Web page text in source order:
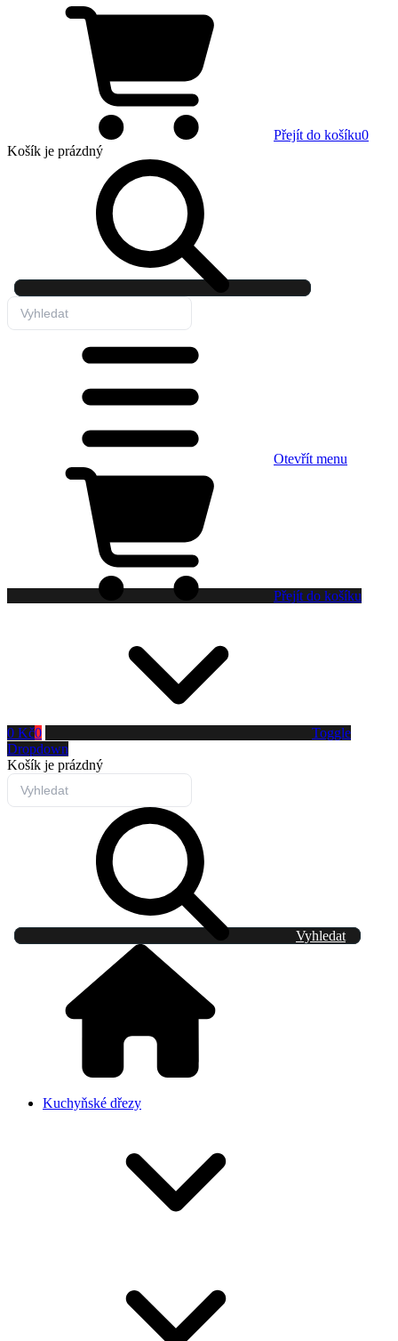
Přejít do košíku0
Košík je prázdný
Otevřít menu
Přejít do košíku
0 Kč0
Toggle
Dropdown
Košík je prázdný
Vyhledat
Kuchyňské dřezy